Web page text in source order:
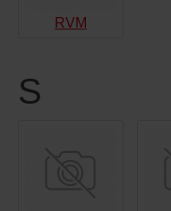
RVM
S